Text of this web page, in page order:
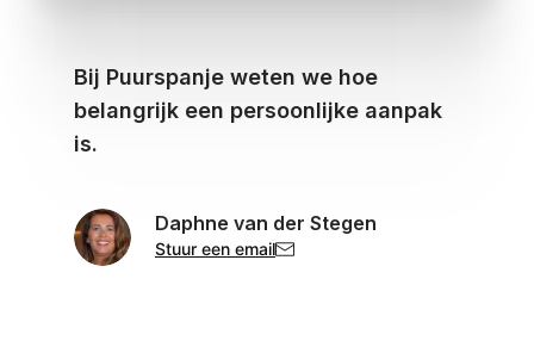
Bij Puurspanje weten we hoe
belangrijk een persoonlijke aanpak
is.
Daphne van der Stegen
Stuur een email